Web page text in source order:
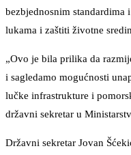
bezbjednosnim
lukama i zaštiti životne
„Ovo je bila prilika da
i sagledamo mogućnosti
lučke infrastrukture i
državni sekretar u
Državni sekretar Jovan